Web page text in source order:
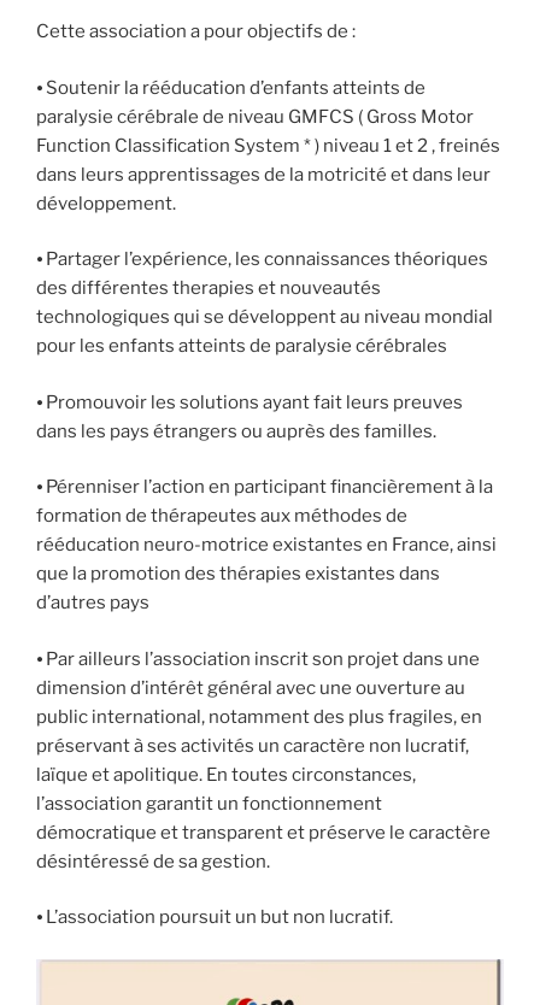
Cette association a pour objectifs de :
⦁ Soutenir la rééducation d’enfants atteints de
paralysie cérébrale de niveau GMFCS ( Gross Motor
Function Classification System * ) niveau 1 et 2 , freinés
dans leurs apprentissages de la motricité et dans leur
développement.
⦁ Partager l’expérience, les connaissances théoriques
des différentes therapies et nouveautés
technologiques qui se développent au niveau mondial
pour les enfants atteints de paralysie cérébrales
⦁ Promouvoir les solutions ayant fait leurs preuves
dans les pays étrangers ou auprès des familles.
⦁ Pérenniser l’action en participant financièrement à la
formation de thérapeutes aux méthodes de
rééducation neuro-motrice existantes en France, ainsi
que la promotion des thérapies existantes dans
d’autres pays
⦁ Par ailleurs l’association inscrit son projet dans une
dimension d’intérêt général avec une ouverture au
public international, notamment des plus fragiles, en
préservant à ses activités un caractère non lucratif,
laïque et apolitique. En toutes circonstances,
l’association garantit un fonctionnement
démocratique et transparent et préserve le caractère
désintéressé de sa gestion.
⦁ L’association poursuit un but non lucratif.